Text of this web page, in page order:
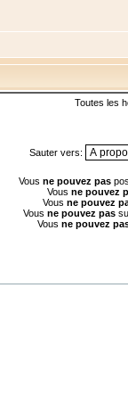
Toutes les
Sauter vers:
Vous ne pouvez pas
Vous ne pouvez
Vous ne pouvez
Vous ne pouvez pas
Vous ne pouvez